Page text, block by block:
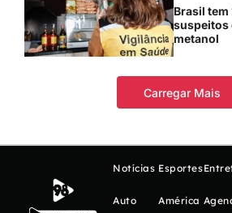
Brasil tem
suspeitos
metanol
Carregar Mais
Notícias
Auto
Esportes
América